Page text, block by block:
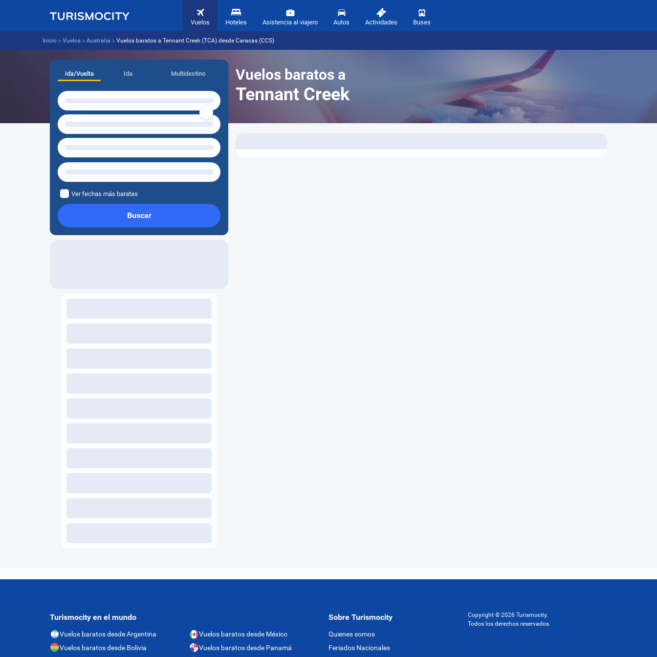
Vuelos Hoteles Asistencia al viajero Autos Actividades Buses
Inicio Vuelos Australia Vuelos baratos a Tennant Creek (TCA) desde Caracas (CCS)
Vuelos baratos a
Tennant Creek
Ida/Vuelta Ida Multidestino
Ver fechas más baratas
Buscar
Turismocity en el mundo
Vuelos baratos desde Argentina
Vuelos baratos desde Bolivia
Vuelos baratos desde México
Vuelos baratos desde Panamá
Sobre Turismocity
Quienes somos
Feriados Nacionales
Copyright © 2026 Turismocity.
Todos los derechos reservados.